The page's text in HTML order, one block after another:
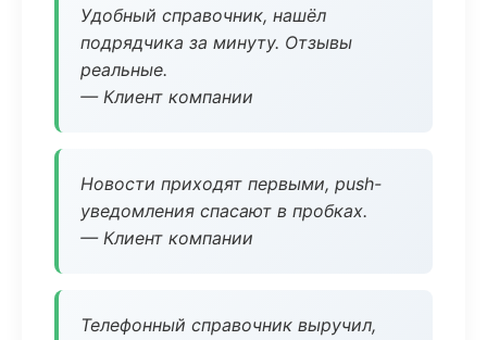
Удобный справочник, нашёл
подрядчика за минуту. Отзывы
реальные.
— Клиент компании
Новости приходят первыми, push-
уведомления спасают в пробках.
— Клиент компании
Телефонный справочник выручил,